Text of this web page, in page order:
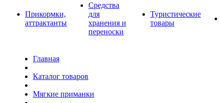
Прикормки,
аттрактанты
Средства
для
хранения и
переноски
Туристические
товары
Главная
Каталог товаров
Мягкие приманки